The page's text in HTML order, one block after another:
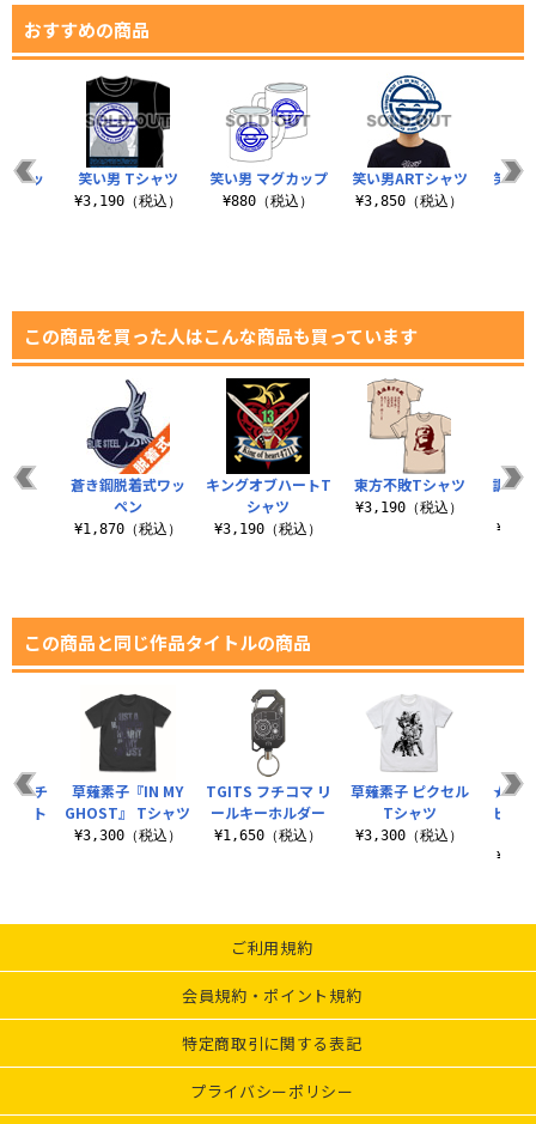
おすすめの商品
笑い男 マグカップ
¥880（税込）
笑い男ARTシャツ
¥3,850（税込）
笑い
ワッ
笑い男 Tシャツ
¥3,190（税込）
この商品を買った人はこんな商品も買っています
キングオブハートT
シャツ
¥3,190（税込）
東方不敗Tシャツ
¥3,190（税込）
調査
蒼き鋼脱着式ワッ
ペン
¥1,870（税込）
この商品と同じ作品タイトルの商品
TGITS フチコマ リ
ールキーホルダー
¥1,650（税込）
草薙素子 ピクセル
Tシャツ
¥3,300（税込）
★限
ピク
フチ
ート
草薙素子『IN MY
GHOST』 Tシャツ
¥3,300（税込）
ご利用規約
会員規約・ポイント規約
特定商取引に関する表記
プライバシーポリシー